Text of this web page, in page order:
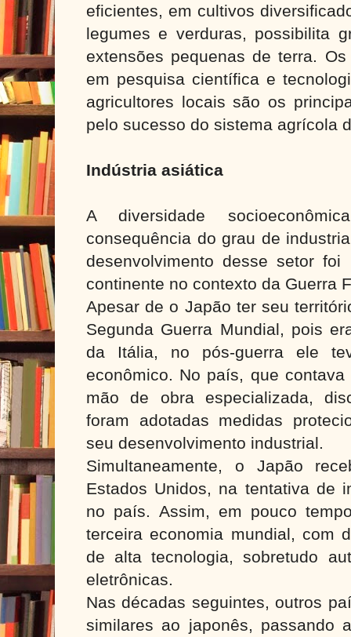
eficientes, em cultivos
legumes e verduras, possibilita
extensões pequenas de terra.
em pesquisa científica e
agricultores locais são os
pelo sucesso do sistema agrícola
Indústria asiática
A diversidade
consequência do grau de
desenvolvimento desse setor foi
continente no contexto da Guerra
Apesar de o Japão ter seu
Segunda Guerra Mundial, pois
da Itália, no pós-guerra ele
econômico. No país, que
mão de obra especializada,
foram adotadas medidas
seu desenvolvimento industrial.
Simultaneamente, o Japão
Estados Unidos, na tentativa de
no país. Assim, em pouco
terceira economia mundial, com
de alta tecnologia, sobretudo
eletrônicas.
Nas décadas seguintes, outros
similares ao japonês, passando